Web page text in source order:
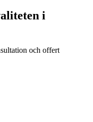
i
och offert